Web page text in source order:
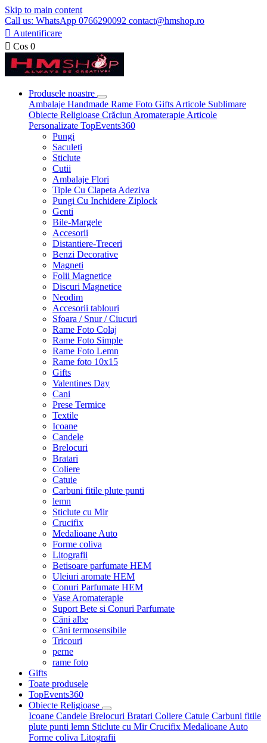
Skip to main content
Call us: WhatsApp 0766290092 contact@hmshop.ro
 Autentificare
 Cos 0
Produsele noastre
Ambalaje Handmade Rame Foto Gifts Articole Sublimare
Obiecte Religioase Crăciun Aromaterapie Articole
Personalizate TopEvents360
Pungi
Saculeti
Sticlute
Cutii
Ambalaje Flori
Tiple Cu Clapeta Adeziva
Pungi Cu Inchidere Ziplock
Genti
Bile-Margele
Accesorii
Distantiere-Treceri
Benzi Decorative
Magneti
Folii Magnetice
Discuri Magnetice
Neodim
Accesorii tablouri
Sfoara / Snur / Ciucuri
Rame Foto Colaj
Rame Foto Simple
Rame Foto Lemn
Rame foto 10x15
Gifts
Valentines Day
Cani
Prese Termice
Textile
Icoane
Candele
Brelocuri
Bratari
Coliere
Catuie
Carbuni fitile plute punti
lemn
Sticlute cu Mir
Crucifix
Medalioane Auto
Forme coliva
Litografii
Betisoare parfumate HEM
Uleiuri aromate HEM
Conuri Parfumate HEM
Vase Aromaterapie
Suport Bete si Conuri Parfumate
Căni albe
Căni termosensibile
Tricouri
perne
rame foto
Gifts
Toate produsele
TopEvents360
Obiecte Religioase
Icoane Candele Brelocuri Bratari Coliere Catuie Carbuni fitile
plute punti lemn Sticlute cu MirCrucifix Medalioane Auto
Forme coliva Litografii